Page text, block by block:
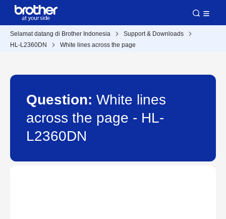
Selamat datang di Brother Indonesia
Support & Downloads
HL-L2360DN
White lines across the page
Question: White lines
across the page - HL-
L2360DN